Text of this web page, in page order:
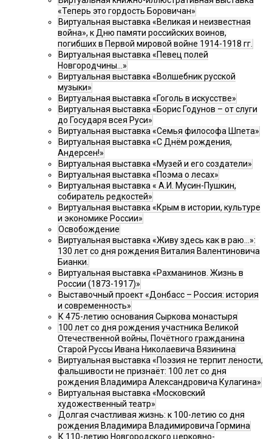
«Теперь это гордость Боровичан»
Виртуальная выставка «Великая и неизвестная
война», к Дню памяти российских воинов,
погибших в Первой мировой войне 1914-1918 гг.
Виртуальная выставка «Певец полей
Новгородчины…»
Виртуальная выставка «Волшебник русской
музыки»
Виртуальная выставка «Гоголь в искусстве»
Виртуальная выставка «Борис Годунов – от слуги
до Государя всея Руси»
Виртуальная выставка «Семья философа Шпета»
Виртуальная выставка «С Днём рождения,
Андерсен!»
Виртуальная выставка «Музей и его создатели»
Виртуальная выставка «Поэма о лесах»
Виртуальная выставка « А.И. Мусин-Пушкин,
собиратель редкостей»
Виртуальная выставка «Крым в истории, культуре
и экономике России»
Освобождение
Виртуальная выставка «Живу здесь как в раю…»:
130 лет со дня рождения Виталия Валентиновича
Бианки.
Виртуальная выставка «Рахманинов. Жизнь в
России (1873-1917)»
Выставочный проект «Донбасс – Россия: история
и современность»
К 475-летию основания Сыркова монастыря
100 лет со дня рождения участника Великой
Отечественной войны, Почётного гражданина
Старой Руссы Ивана Николаевича Вязинина
Виртуальная выставка «Поэзия не терпит лености,
фальшивости не признаёт: 100 лет со дня
рождения Владимира Александровича Кулагина»
Виртуальная выставка «Московский
художественный театр»
Долгая счастливая жизнь: к 100-летию со дня
рождения Владимира Владимировича Гормина
К 110-летию Новгородского церковно-